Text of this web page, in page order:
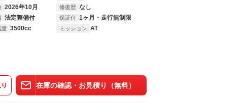
2026年10月 修復歴 なし
法定整備付 保証付 1ヶ月・走行無制限
量 3500cc ミッション AT
在庫の確認・お見積り（無料）